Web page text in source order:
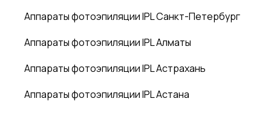
Аппараты фотоэпиляции IPL Санкт-Петербург
Аппараты фотоэпиляции IPL Алматы
Аппараты фотоэпиляции IPL Астрахань
Аппараты фотоэпиляции IPL Астана